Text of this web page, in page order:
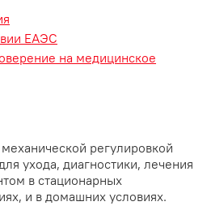
ЕАЭС
на медицинское
регулировкой
ухода, диагностики, лечения
в стационарных
и в домашних условиях.